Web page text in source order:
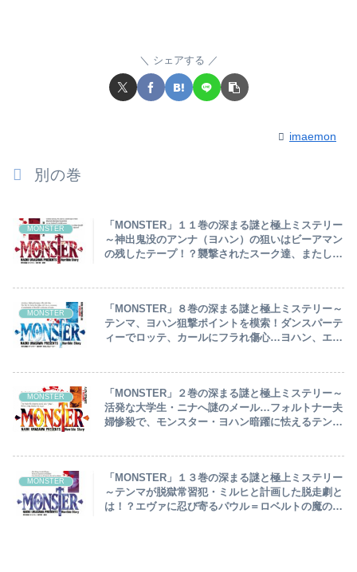
シェアする
imaemon
別の巻
MONSTER
「MONSTER」１１巻の深まる謎と極上ミステリー
～神出鬼没のアンナ（ヨハン）の狙いはビーアマン
の残したテープ！？襲撃されたスーク達、またして
MONSTER
「MONSTER」８巻の深まる謎と極上ミステリー～
テンマ、ヨハン狙撃ポイントを模索！ダンスパーテ
ィーでロッテ、カールにフラれ傷心…ヨハン、エミ
MONSTER
「MONSTER」２巻の深まる謎と極上ミステリー～
活発な大学生・ニナへ謎のメール…フォルトナー夫
婦惨殺で、モンスター・ヨハン暗躍に怯えるテン
MONSTER
「MONSTER」１３巻の深まる謎と極上ミステリー
～テンマが脱獄常習犯・ミルヒと計画した脱走劇と
は！？エヴァに忍び寄るパウル＝ロベルトの魔の手